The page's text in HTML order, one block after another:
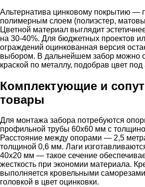
Альтернатива цинковому покрытию —
полимерным слоем (полиэстер,
Цветной материал выглядит
на 30-40%. Для бюджетных проектов
ограждений оцинкованная версия
выбором. В дальнейшем забор можно
краской по металлу, подобрав цвет под
Комплектующие и
товары
Для монтажа забора потребуются
профильной трубы 60х60 мм с
Расстояние между опорами — 2,5
толщиной 0,6 мм. Лаги
40х20 мм — такое сечение
жесткость при экономии материала.
выполняется кровельными
головкой в цвет оцинковки.